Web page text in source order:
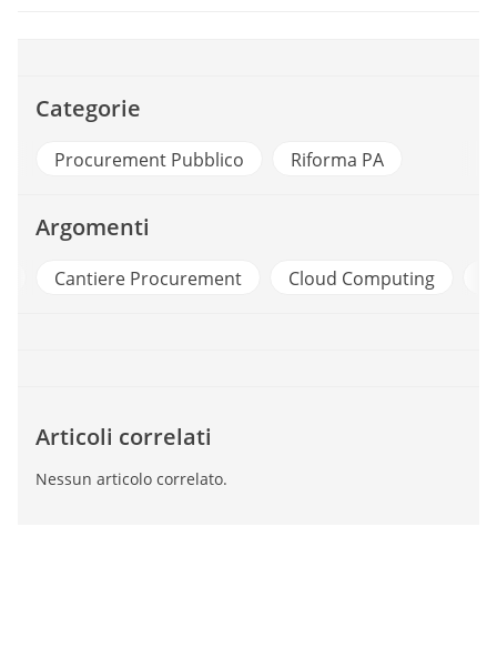
Categorie
Procurement Pubblico Riforma PA
Argomenti
Cantiere Procurement Cloud Computing
Articoli correlati
Nessun articolo correlato.